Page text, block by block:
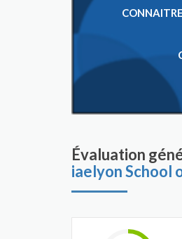
Évaluation
iaelyon School